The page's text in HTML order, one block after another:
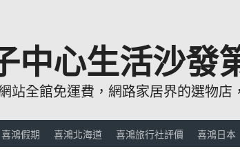
中心生活沙發
站全館免運費，網路家居界的選物店
喜鴻假期 喜鴻北海道 喜鴻旅行社評價 喜鴻日本